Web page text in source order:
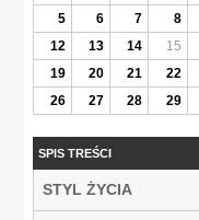
5
6 7 8
12
13 14 15
19
20 21 22
26
27 28 29
SPIS TREŚCI
STYL ŻYCIA